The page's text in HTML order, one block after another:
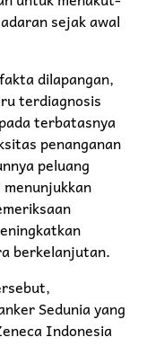
sejak awal
dilapangan,
terdiagnosis
terbatasnya
penanganan
peluang
berkelanjutan.
Sedunia yang
Indonesia